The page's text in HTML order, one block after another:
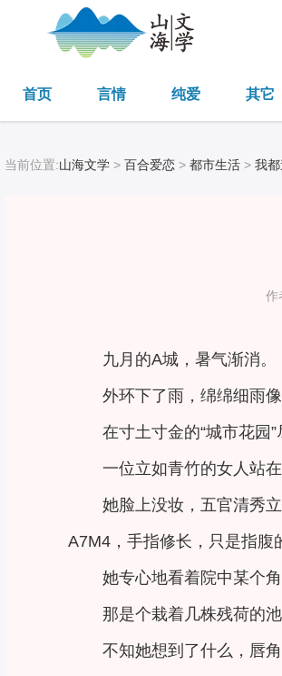
首页 言情 纯爱 其它
当前位置:山海文学 > 百合爱恋 > 都市生活 > 我
作
九月的A城，暑气渐消。
外环下了雨，绵绵细雨
在寸土寸金的“城市花园
一位立如青竹的女人站
她脸上没妆，五官清秀
A7M4，手指修长，只是指腹
她专心地看着院中某个
那是个栽着几株残荷的
不知她想到了什么，唇角